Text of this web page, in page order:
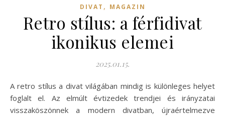
DIVAT , MAGAZIN
Retro stílus: a férfidivat
ikonikus elemei
2025.01.15.
A retro stílus a divat világában mindig is különleges helyet
foglalt el. Az elmúlt évtizedek trendjei és irányzatai
visszaköszönnek a modern divatban, újraértelmezve